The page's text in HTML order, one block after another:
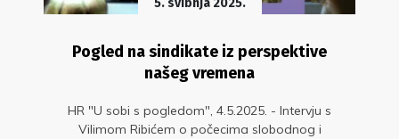
5. svibnja 2025.
Pogled na sindikate iz perspektive
našeg vremena
HR "U sobi s pogledom", 4.5.2025. - Intervju s
Vilimom Ribićem o počecima slobodnog i